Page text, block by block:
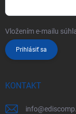
Vložením e-mailu
Prihlásiť sa
KONTAKT
info@